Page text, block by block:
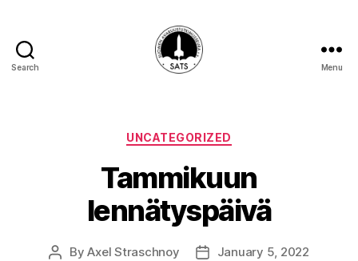
Search Menu
Categories
UNCATEGORIZED
Tammikuun
lennätyspäivä
PostByAxel Straschnoy
PostJanuary 5, 2022